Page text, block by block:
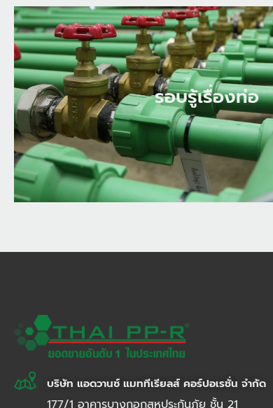
รอบรู้เรื่องท่อ
รอบรู้เรื่องท่อ
บริษัท แอดวานซ์ แมททีเรียลส์ คอร์ปอเรชั่น จำกัด
177/1 อาคารบางกอกสหประกันภัย ชั้น 21